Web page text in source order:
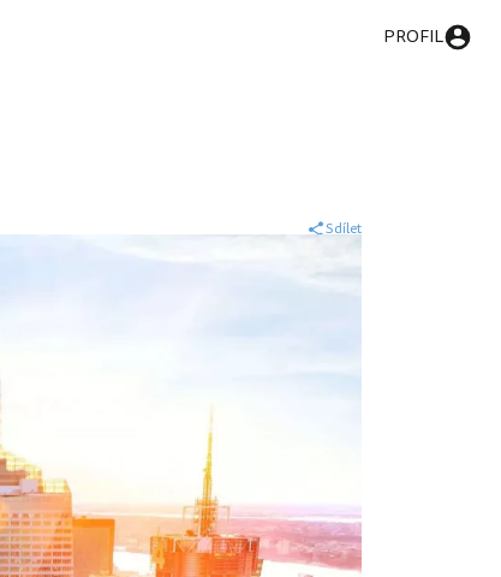
PROFIL
Sdílet